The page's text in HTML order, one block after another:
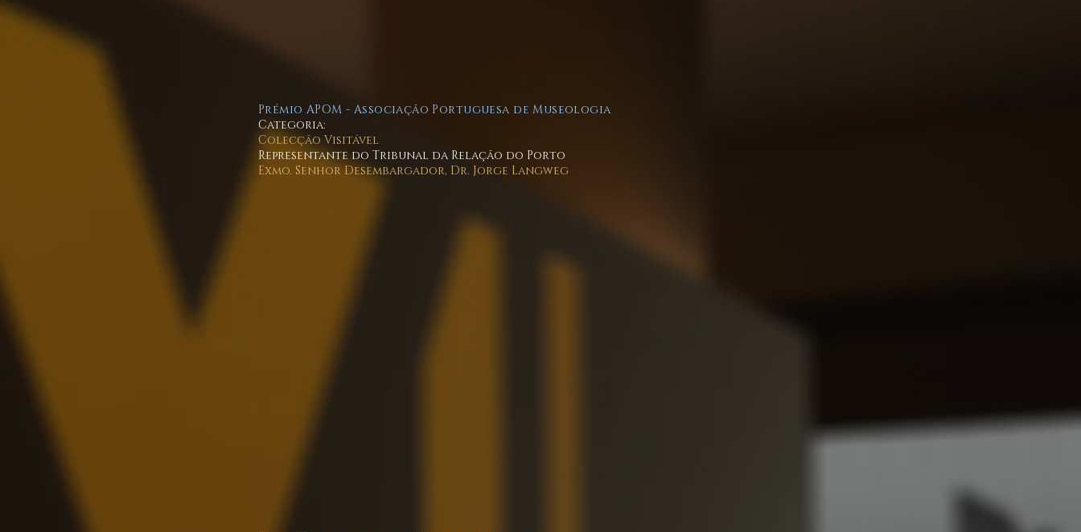
Prémio APOM - Associação Portuguesa de Museologia
Categoria:
Colecção Visitável
Representante do Tribunal da Relação do Porto
Exmo. Senhor Desembargador, Dr. Jorge Langweg